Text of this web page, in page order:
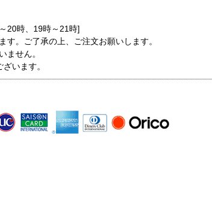
20時、19時～21時]
。ご了承の上、ご注文お願いします。
ません。
います。